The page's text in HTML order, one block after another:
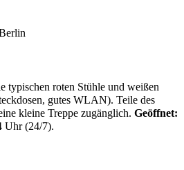
typischen roten Stühle und weißen
gutes WLAN). Teile des
kleine Treppe zugänglich. Geöffnet:
Uhr (24/7).